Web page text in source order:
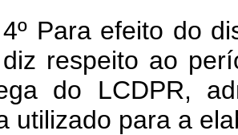
Para efeito do
respeito ao
do LCDPR,
utilizado para a